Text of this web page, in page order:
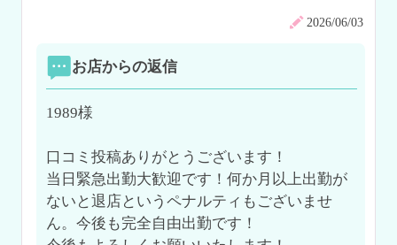
2026/06/03
お店からの返信
1989様
口コミ投稿ありがとうございます！
当日緊急出勤大歓迎です！何か月以上出勤が
ないと退店というペナルティもございませ
ん。今後も完全自由出勤です！